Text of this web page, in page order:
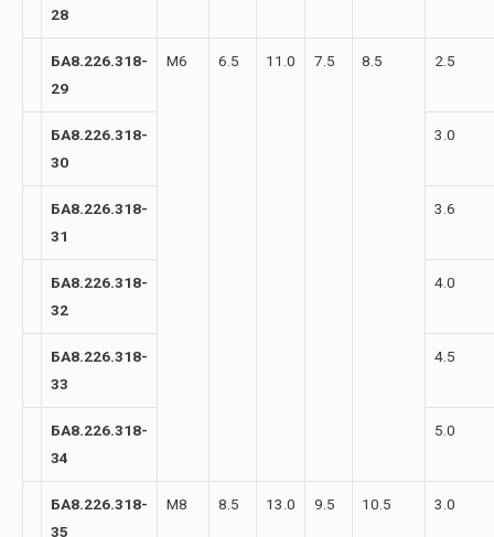
28
БА8.226.318-
29
М6 6.5 11.0 7.5 8.5 2.5
БА8.226.318-
30
3.0
БА8.226.318-
31
3.6
БА8.226.318-
32
4.0
БА8.226.318-
33
4.5
БА8.226.318-
34
5.0
БА8.226.318-
35
М8 8.5 13.0 9.5 10.5 3.0